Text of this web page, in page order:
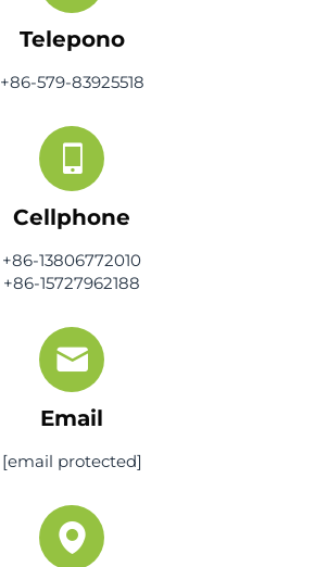
Telepono
+86-579-83925518
Cellphone
+86-13806772010
+86-15727962188
Email
[email protected]